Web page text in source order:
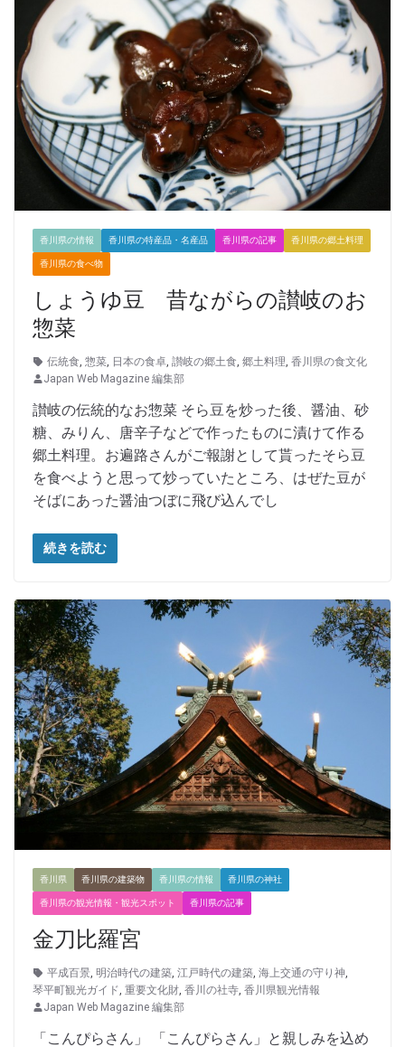
香川県の情報 香川県の特産品・名産品 香川県の記事 香川県の郷土料理
香川県の食べ物
しょうゆ豆 昔ながらの讃岐のお
惣菜
伝統食, 惣菜, 日本の食卓, 讃岐の郷土食, 郷土料理, 香川県の食文化
Japan Web Magazine 編集部
讃岐の伝統的なお惣菜 そら豆を炒った後、醤油、砂
糖、みりん、唐辛子などで作ったものに漬けて作る
郷土料理。お遍路さんがご報謝として貰ったそら豆
を食べようと思って炒っていたところ、はぜた豆が
そばにあった醤油つぼに飛び込んでし
続きを読む
香川県 香川県の建築物 香川県の情報 香川県の神社
香川県の観光情報・観光スポット 香川県の記事
金刀比羅宮
平成百景 明治時代の建築 江戸時代の建築 海上交通の守り神
琴平町観光ガイド 重要文化財 香川の社寺 香川県観光情報
Japan Web Magazine 編集部
「こんぴらさん」 「こんぴらさん」と親しみを込め